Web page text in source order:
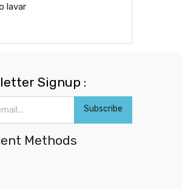
lavar
Signup :
Subscribe
Methods